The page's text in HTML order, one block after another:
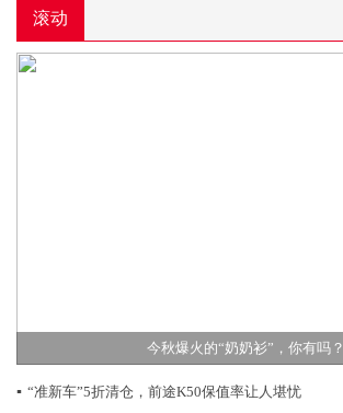
滚动
今秋爆火的“奶奶衫”，你有吗？
▪ “准新车”5折清仓，前途K50保值率让人堪忧